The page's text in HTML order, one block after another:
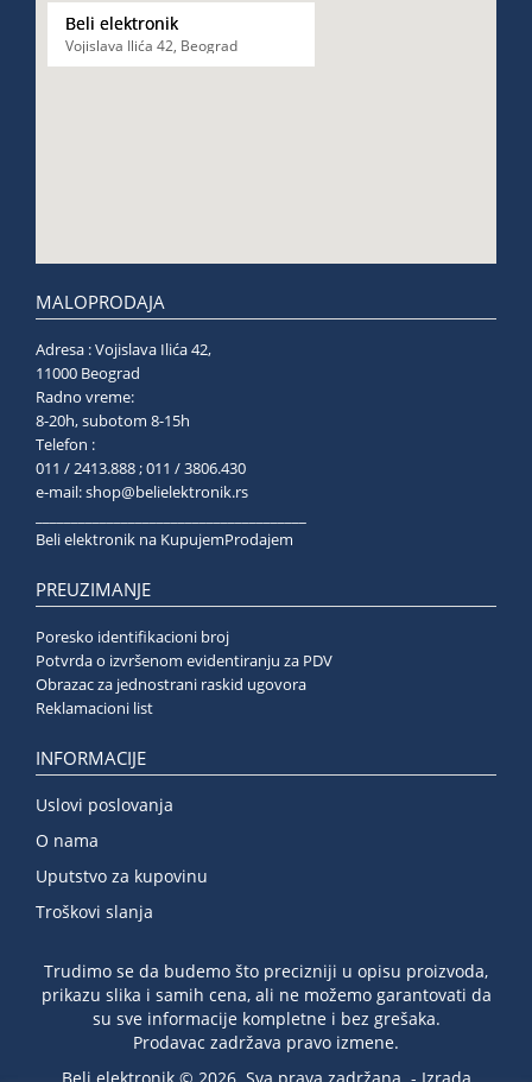
Beli elektronik
Vojislava Ilića 42, Beograd
MALOPRODAJA
Adresa : Vojislava Ilića 42,
11000 Beograd
Radno vreme:
8-20h, subotom 8-15h
Telefon :
011 / 2413.888 ; 011 / 3806.430
e-mail:shop@belielektronik.rs
Beli elektronik na KupujemProdajem
PREUZIMANJE
Poresko identifikacioni broj
Potvrda o izvršenom evidentiranju za PDV
Obrazac za jednostrani raskid ugovora
Reklamacioni list
INFORMACIJE
Uslovi poslovanja
O nama
Uputstvo za kupovinu
Troškovi slanja
Trudimo se da budemo što precizniji u opisu proizvoda,
prikazu slika i samih cena, ali ne možemo garantovati da
su sve informacije kompletne i bez grešaka.
Prodavac zadržava pravo izmene.